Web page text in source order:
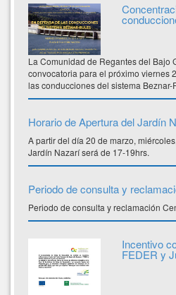
La Comunidad de Regantes del Bajo
convocatoria para el próximo viernes
las conducciones del sistema Beznar-
Horario de Apertura del Jardín
A partir del día 20 de marzo,
Jardín Nazarí será de 17-19hrs.
Periodo de consulta y
Periodo de consulta y reclamación
Incentivo
FEDER y